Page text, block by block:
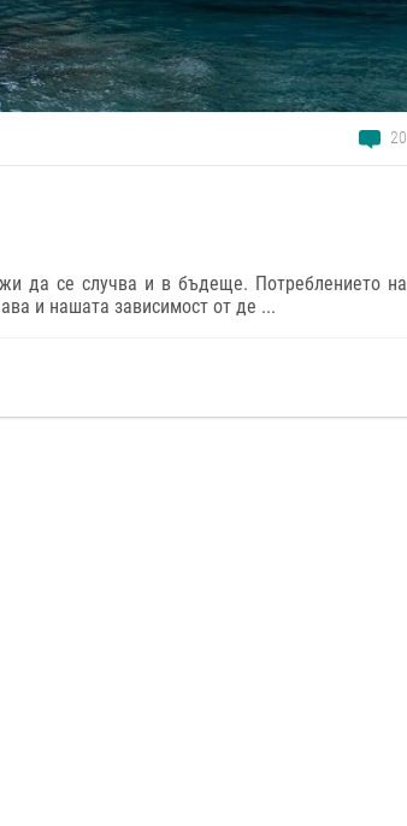
20
да се случва и в бъдеще. Потреблението на
и нашата зависимост от де ...